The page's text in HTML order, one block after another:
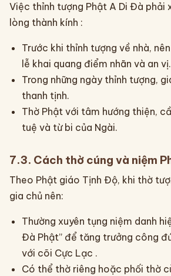
Việc thỉnh tượng Phật A Di Đà phải
lòng thành kính :
Trước khi thỉnh tượng về nhà,
lễ khai quang điểm nhãn và an vị.
Trong những ngày thỉnh tượng,
thanh tịnh.
Thờ Phật với tâm hướng thiện,
tuệ và từ bi của Ngài.
7.3. Cách thờ cúng và niệm
Theo Phật giáo Tịnh Độ, khi thờ
gia chủ nên:
Thường xuyên tụng niệm danh
Đà Phật” để tăng trưởng công
với cõi Cực Lạc .
Có thể thờ riêng hoặc phối thờ